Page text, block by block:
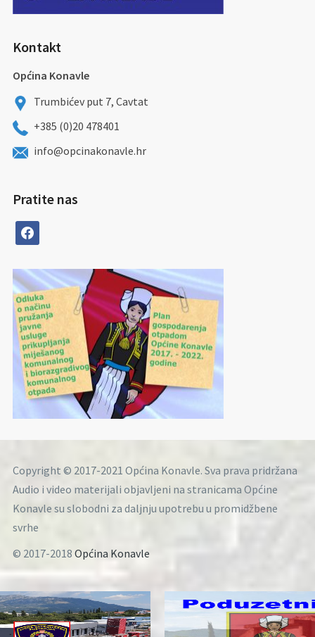
Kontakt
Općina Konavle
Trumbićev put 7, Cavtat
+385 (0)20 478401
info@opcinakonavle.hr
Pratite nas
facebook
Copyright © 2017-2021 Općina Konavle. Sva prava pridržana
Audio i video materijali objavljeni na stranicama Općine
Konavle su slobodni za daljnju upotrebu u promidžbene
svrhe
© 2017-2018 Općina Konavle